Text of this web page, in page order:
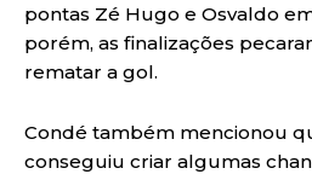
pontas Zé Hugo e Osvaldo
porém, as finalizações
rematar a gol.
Condé também mencionou
conseguiu criar algumas